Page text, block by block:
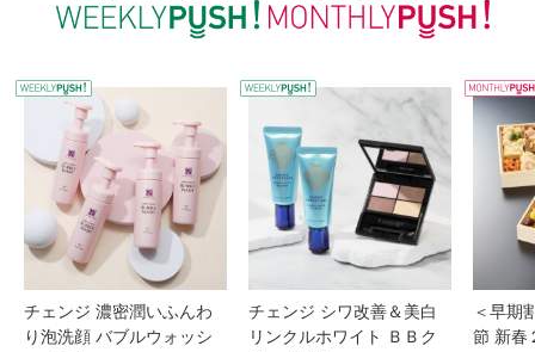
WEEKLY PUSH
チェンジ 濃密潤いふんわ
り泡洗顔 バブルウォッシ
チェンジ シワ改善＆美白
リンクルホワイト ＢＢク
＜早期
節 新春